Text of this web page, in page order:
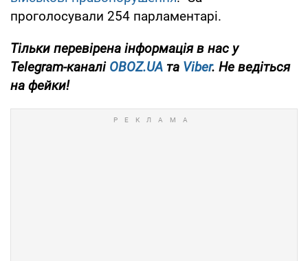
проголосували 254 парламентарі.
Тільки перевірена інформація в нас у
Telegram-каналі OBOZ.UA та Viber. Не ведіться
на фейки!